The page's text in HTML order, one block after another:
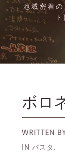
地域密着
ボロ
WRITTEN
IN パスタ.